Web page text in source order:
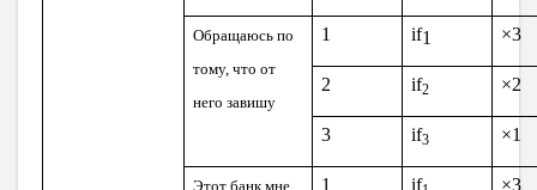
Обращаюсь по
тому, что от
него завишу
1 if1 ×3
2 if2 ×2
3 if3 ×1
Этот банк мне
1 if ×3